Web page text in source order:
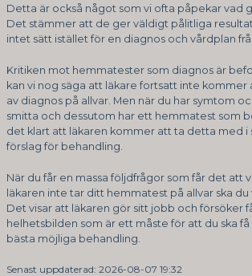
Detta är också något som vi ofta påpekar vad
Det stämmer att de ger väldigt pålitliga
intet sätt istället för en diagnos och vårdplan
Kritiken mot hemmatester som diagnos är
kan vi nog säga att läkare fortsatt inte kommer
av diagnos på allvar. Men när du har symtom
smitta och dessutom har ett hemmatest som
det klart att läkaren kommer att ta detta med i
förslag för behandling.
När du får en massa följdfrågor som får det att
läkaren inte tar ditt hemmatest på allvar ska du
Det visar att läkaren gör sitt jobb och försöker
helhetsbilden som är ett måste för att du ska
bästa möjliga behandling.
Senast uppdaterad: 2026-08-07 19:32